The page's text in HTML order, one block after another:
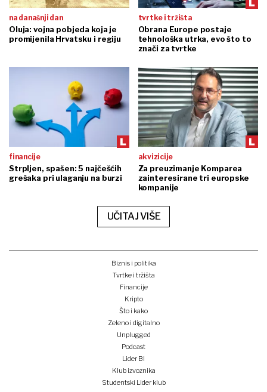
na današnji dan
Oluja: vojna pobjeda koja je
promijenila Hrvatsku i regiju
tvrtke i tržišta
Obrana Europe postaje
tehnološka utrka, evo što to
znači za tvrtke
financije
Strpljen, spašen: 5 najčešćih
grešaka pri ulaganju na burzi
akvizicije
Za preuzimanje Komparea
zainteresirane tri europske
kompanije
UČITAJ VIŠE
Biznis i politika
Tvrtke i tržišta
Financije
Kripto
Što i kako
Zeleno i digitalno
Unplugged
Podcast
Lider BI
Klub izvoznika
Studentski Lider klub